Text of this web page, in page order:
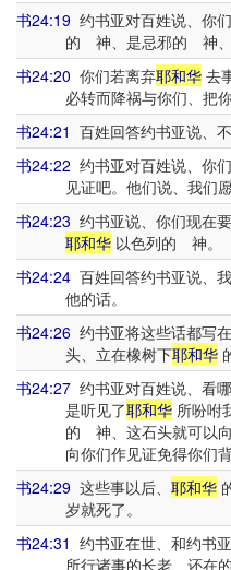
书24:19 约书亚对百姓说、你
的 神、是忌邪的 神、
书24:20 你们若离弃耶和华 去
必转而降祸与你们、把
书24:21 百姓回答约书亚说、
书24:22 约书亚对百姓说、你
见证吧。他们说、我们
书24:23 约书亚说、你们现在
耶和华以色列的 神。
书24:24 百姓回答约书亚说、
他的话。
书24:26 约书亚将这些话都写
头、立在橡树下耶和华
书24:27 约书亚对百姓说、看
是听见了耶和华所吩咐
的 神、这石头就可以
向你们作见证免得你们
书24:29 这些事以后、 耶和华
岁就死了。
书24:31 约书亚在世、和约书
所行诸事的长老、还在